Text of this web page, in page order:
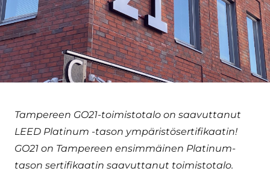
Tampereen GO21-toimistotalo on saavuttanut
LEED Platinum -tason ympäristösertifikaatin!
GO21 on Tampereen ensimmäinen Platinum-
tason sertifikaatin saavuttanut toimistotalo.